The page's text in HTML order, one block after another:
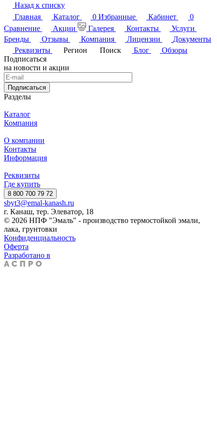
Назад к списку
Главная
Каталог 0 Избранные Кабинет
0
Сравнение
Акции Галерея Контакты
Услуги
Бренды
Отзывы Компания Лицензии
Документы
Реквизиты
Регион Поиск Блог
Обзоры
Подписаться
на новости и акции
Подписаться
Разделы
Каталог
Компания
О компании
Контакты
Информация
Реквизиты
Где купить
8 800 700 79 72
sbyt3@emal-kanash.ru
г. Канаш, тер. Элеватор, 18
© 2026 НПФ "Эмаль" - производство термостойкой эмали,
лака, грунтовки
Конфиденциальность
Оферта
Разработано в